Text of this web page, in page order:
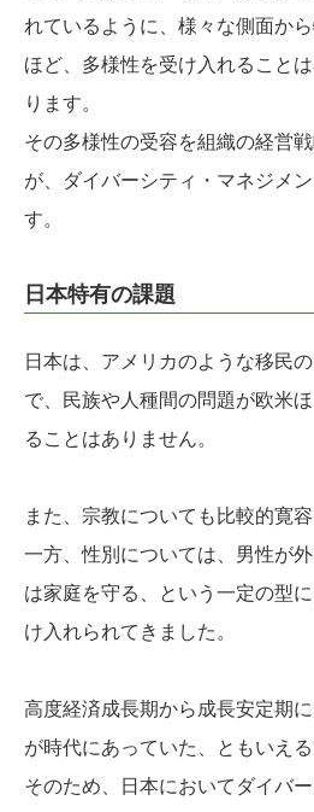
れているように、様々な側面か
ほど、多様性を受け入れること
ります。
その多様性の受容を組織の経営
が、ダイバーシティ・マネジメ
す。
日本特有の課題
日本は、アメリカのような移民
で、民族や人種間の問題が欧米
ることはありません。
また、宗教についても比較的寛容
一方、性別については、男性が
は家庭を守る、という一定の型
け入れられてきました。
高度経済成長期から成長安定期
が時代にあっていた、ともいえる
そのため、日本においてダイバ